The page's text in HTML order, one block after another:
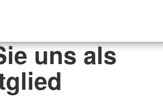
uns als